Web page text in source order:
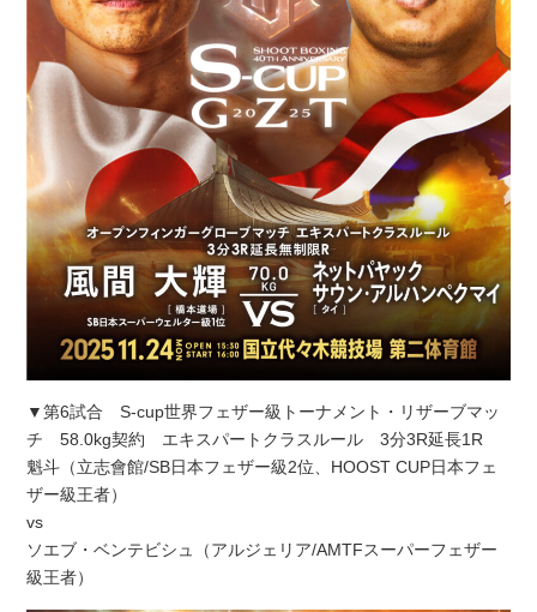
▼第6試合 S-cup世界フェザー級トーナメント・リザーブマッ
チ 58.0kg契約 エキスパートクラスルール 3分3R延長1R
魁斗（立志會館/SB日本フェザー級2位、HOOST CUP日本フェ
ザー級王者）
vs
ソエブ・ベンテビシュ（アルジェリア/AMTFスーパーフェザー
級王者）